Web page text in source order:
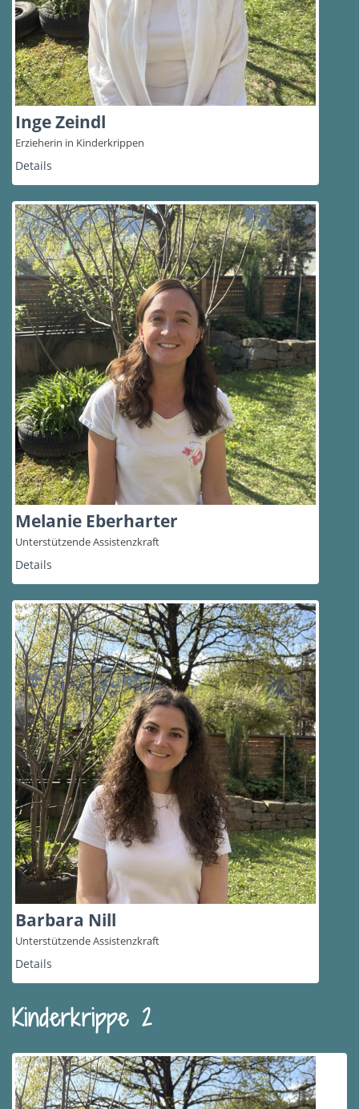
Inge Zeindl
Erzieherin in Kinderkrippen
Details
Melanie Eberharter
Unterstützende Assistenzkraft
Details
Barbara Nill
Unterstützende Assistenzkraft
Details
Kinderkrippe 2